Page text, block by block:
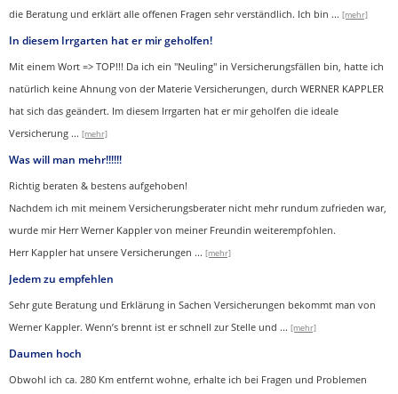
die Beratung und erklärt alle offenen Fragen sehr verständlich. Ich bin ... [mehr]
In diesem Irrgarten hat er mir geholfen!
Mit einem Wort => TOP!!! Da ich ein "Neuling" in Versicherungsfällen bin, hatte ich
natürlich keine Ahnung von der Materie Versicherungen, durch WERNER KAPPLER
hat sich das geändert. Im diesem Irrgarten hat er mir geholfen die ideale
Versicherung ... [mehr]
Was will man mehr!!!!!!
Richtig beraten & bestens aufgehoben!
Nachdem ich mit meinem Versicherungsberater nicht mehr rundum zufrieden war,
wurde mir Herr Werner Kappler von meiner Freundin weiterempfohlen.
Herr Kappler hat unsere Versicherungen ... [mehr]
Jedem zu empfehlen
Sehr gute Beratung und Erklärung in Sachen Versicherungen bekommt man von
Werner Kappler. Wenn’s brennt ist er schnell zur Stelle und ... [mehr]
Daumen hoch
Obwohl ich ca. 280 Km entfernt wohne, erhalte ich bei Fragen und Problemen